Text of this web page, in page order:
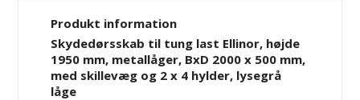
Produkt information
Skydedørsskab til tung last Ellinor, højde
1950 mm, metallåger, BxD 2000 x 500 mm,
med skillevæg og 2 x 4 hylder, lysegrå
låge